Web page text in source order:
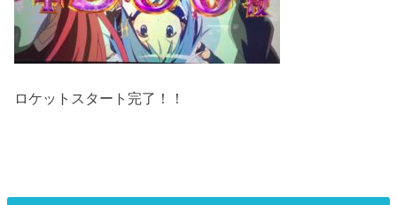
ロケットスタート完了！！